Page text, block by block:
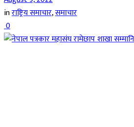
inराष्ट्रिय समाचार,समाचार
0